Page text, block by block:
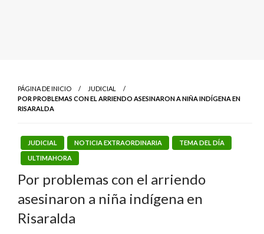
PÁGINA DE INICIO
JUDICIAL
POR PROBLEMAS CON EL ARRIENDO ASESINARON A NIÑA INDÍGENA EN
RISARALDA
JUDICIAL NOTICIA EXTRAORDINARIA
TEMA DEL DÍA
ULTIMAHORA
Por problemas con el arriendo
asesinaron a niña indígena en
Risaralda